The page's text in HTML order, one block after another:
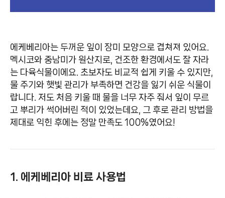
에케베리아는 두꺼운 잎이 장미 모양으로 겹쳐져 있어요.
멕시코와 중남미가 원산지로, 건조한 환경에서도 잘 자라
는 다육식물이에요. 초보자도 비교적 쉽게 키울 수 있지만,
물 주기와 햇빛 관리가 부족하면 건강을 잃기 쉬운 식물이
랍니다. 저도 처음 키울 때 물을 너무 자주 줘서 잎이 무르
고 뿌리가 썩어버린 적이 있었는데요, 그 후로 관리 방법을
제대로 익힌 후에는 정말 만족도 100%였어요!
1. 에케베리아 비료 사용법